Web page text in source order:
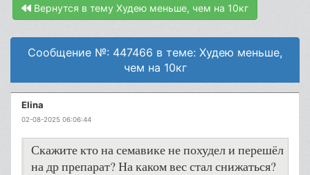
Вернутся в тему Худею меньше, чем на 10кг
Сообщение №: 447466 в теме: Худею меньше,
чем на 10кг
Elina
02-08-2025 06:06:44
Скажите кто на семавике не похудел и перешёл
на др препарат? На каком вес стал снижаться?